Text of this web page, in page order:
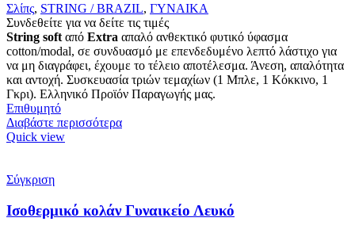
Σλίπς, STRING / BRAZIL, ΓΥΝΑΙΚΑ
Συνδεθείτε για να δείτε τις τιμές
String soft από Extra απαλό ανθεκτικό φυτικό ύφασμα
cotton/modal, σε συνδυασμό με επενδεδυμένο λεπτό λάστιχο για
να μη διαγράφει, έχουμε το τέλειο αποτέλεσμα. Άνεση, απαλότητα
και αντοχή. Συσκευασία τριών τεμαχίων (1 Μπλε, 1 Κόκκινο, 1
Γκρι). Ελληνικό Προϊόν Παραγωγής μας.
Επιθυμητό
Διαβάστε περισσότερα
Quick view
Σύγκριση
Ισοθερμικό κολάν Γυναικείο Λευκό